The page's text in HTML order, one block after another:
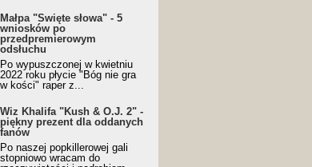
Małpa "Święte słowa" - 5
wniosków po
przedpremierowym
odsłuchu
Po wypuszczonej w kwietniu
2022 roku płycie "Bóg nie gra
w kości" raper z...
Wiz Khalifa "Kush & O.J. 2" -
piękny prezent dla oddanych
fanów
Po naszej popkillerowej gali
stopniowo wracam do